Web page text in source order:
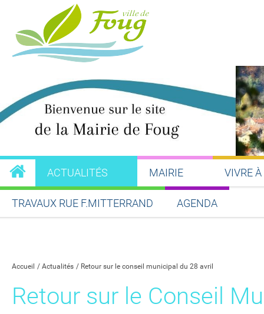
ACTUALITÉS MAIRIE VIVRE
TRAVAUX RUE F.MITTERRAND AGENDA
Accueil Actualités Retour sur le conseil municipal du 28 avril
Retour sur le Conseil